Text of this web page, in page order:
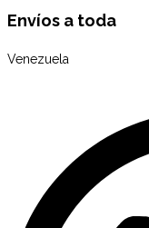
Envíos a toda
Venezuela